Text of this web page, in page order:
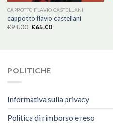
CAPPOTTO FLAVIO CASTELLANI
cappotto flavio castellani
€98.00 €65.00
POLITICHE
Informativa sulla privacy
Politica di rimborso e reso